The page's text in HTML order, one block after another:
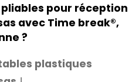
pour réception
avec Time break®,
?
plastiques